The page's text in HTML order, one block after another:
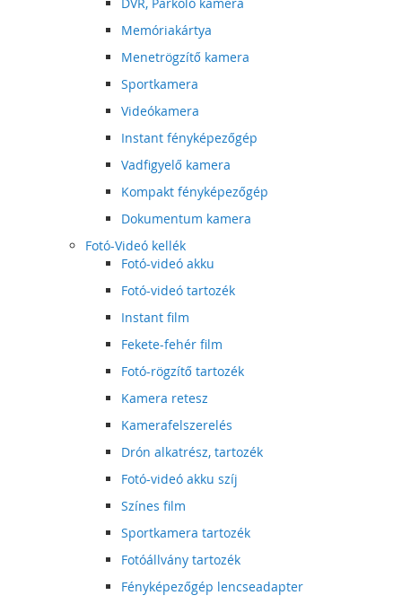
Memóriakártya
Menetrögzítő kamera
Sportkamera
Videókamera
Instant fényképezőgép
Vadfigyelő kamera
Kompakt fényképezőgép
Dokumentum kamera
Fotó-Videó kellék
Fotó-videó akku
Fotó-videó tartozék
Instant film
Fekete-fehér film
Fotó-rögzítő tartozék
Kamera retesz
Kamerafelszerelés
Drón alkatrész, tartozék
Fotó-videó akku szíj
Színes film
Sportkamera tartozék
Fotóállvány tartozék
Fényképezőgép lencseadapter